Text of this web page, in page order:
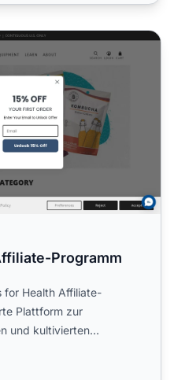
Programm
for Health Affiliate-
Plattform zur
und kultivierten